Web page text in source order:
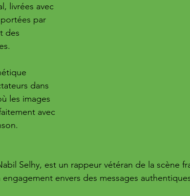
livrées avec
par
des
dans
les images
avec
Selhy, est un rappeur vétéran de la scène
envers des messages